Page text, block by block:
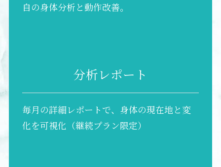
自の身体分析と動作改善。
分析レポート
毎月の詳細レポートで、身体の現在地と変
化を可視化（継続プラン限定）